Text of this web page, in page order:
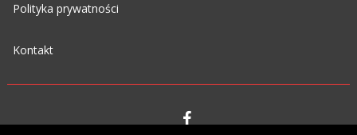
Polityka prywatności
Kontakt